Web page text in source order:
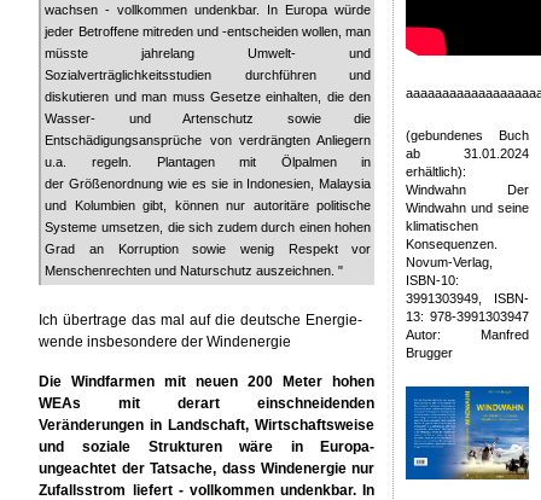
wachsen - vollkommen undenkbar. In Europa würde
jeder Betroffene mitreden und -entscheiden wollen, man
müsste jahrelang Umwelt- und
Sozialverträglichkeitsstudien durchführen und
diskutieren und man muss Gesetze einhalten, die den
Wasser- und Artenschutz sowie die
Entschädigungsansprüche von verdrängten Anliegern
u.a. regeln. Plantagen mit Ölpalmen in
der Größenordnung wie es sie in Indonesien, Malaysia
und Kolumbien gibt, können nur autoritäre politische
Systeme umsetzen, die sich zudem durch einen hohen
Grad an Korruption sowie wenig Respekt vor
Menschenrechten und Naturschutz auszeichnen. "
Ich übertrage das mal auf die deutsche Energie-
wende insbesondere der Windenergie
Die Windfarmen mit neuen 200 Meter hohen
WEAs mit derart einschneidenden
Veränderungen in Landschaft, Wirtschaftsweise
und soziale Strukturen wäre in Europa-
ungeachtet der Tatsache, dass Windenergie nur
Zufallsstrom liefert - vollkommen undenkbar. In
(gebundenes Buch
ab 31.01.2024
erhältlich):
Windwahn Der
Windwahn und seine
klimatischen
Konsequenzen.
Novum-Verlag,
ISBN-10:
3991303949, ISBN-
13: 978-3991303947
Autor: Manfred
Brugger